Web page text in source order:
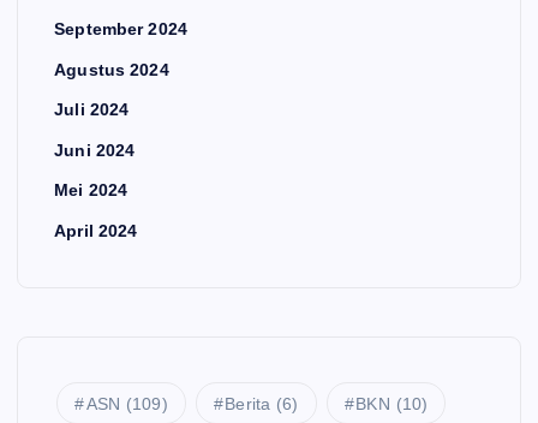
September 2024
Agustus 2024
Juli 2024
Juni 2024
Mei 2024
April 2024
ASN (109) Berita (6) BKN (10)